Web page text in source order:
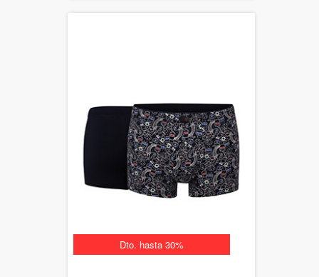
Dto. hasta 30%